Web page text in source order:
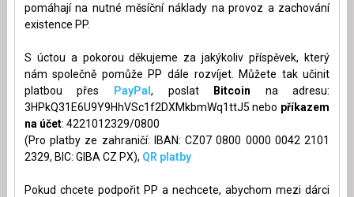
pomáhají na nutné měsíční náklady na provoz a zachování
existence PP.
S úctou a pokorou děkujeme za jakýkoliv příspěvek, který
nám společně pomůže PP dále rozvíjet. Můžete tak učinit
platbou přes
PayPal , poslat Bitcoin na adresu:
3HPkQ31E6U9Y9HhVSc1f2DXMkbmWq1ttJ5 nebo příkazem
na účet: 4221012329/0800
(Pro platby ze zahraničí: IBAN: CZ07 0800 0000 0042 2101
2329, BIC: GIBA CZ PX), QR platby
Pokud chcete podpořit PP a nechcete, abychom mezi dárci